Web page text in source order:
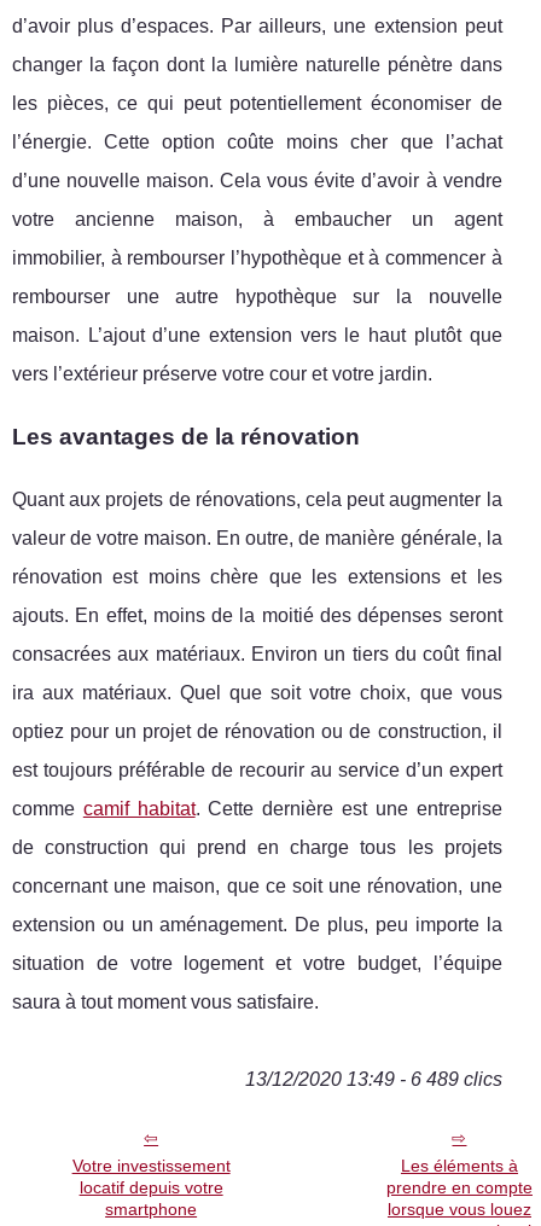
d’avoir plus d’espaces. Par ailleurs, une extension peut
changer la façon dont la lumière naturelle pénètre dans
les pièces, ce qui peut potentiellement économiser de
l’énergie. Cette option coûte moins cher que l’achat
d’une nouvelle maison. Cela vous évite d’avoir à vendre
votre ancienne maison, à embaucher un agent
immobilier, à rembourser l’hypothèque et à commencer à
rembourser une autre hypothèque sur la nouvelle
maison. L’ajout d’une extension vers le haut plutôt que
vers l’extérieur préserve votre cour et votre jardin.
Les avantages de la rénovation
Quant aux projets de rénovations, cela peut augmenter la
valeur de votre maison. En outre, de manière générale, la
rénovation est moins chère que les extensions et les
ajouts. En effet, moins de la moitié des dépenses seront
consacrées aux matériaux. Environ un tiers du coût final
ira aux matériaux. Quel que soit votre choix, que vous
optiez pour un projet de rénovation ou de construction, il
est toujours préférable de recourir au service d’un expert
comme camif habitat. Cette dernière est une entreprise
de construction qui prend en charge tous les projets
concernant une maison, que ce soit une rénovation, une
extension ou un aménagement. De plus, peu importe la
situation de votre logement et votre budget, l’équipe
saura à tout moment vous satisfaire.
13/12/2020 13:49 - 6 489 clics
Votre investissement
locatif depuis votre
smartphone
Les éléments à
prendre en compte
lorsque vous louez